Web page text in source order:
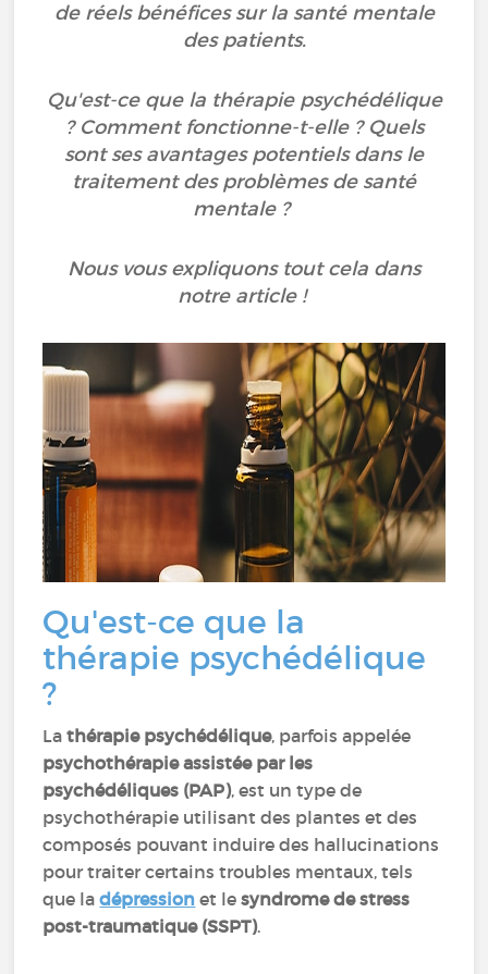
de réels bénéfices sur la santé mentale
des patients.
Qu'est-ce que la thérapie psychédélique
? Comment fonctionne-t-elle ? Quels
sont ses avantages potentiels dans le
traitement des problèmes de santé
mentale ?
Nous vous expliquons tout cela dans
notre article !
Qu'est-ce que la
thérapie psychédélique
?
Lathérapie psychédélique, parfois appelée
psychothérapie assistée par les
psychédéliques (PAP), est un type de
psychothérapie utilisant des plantes et des
composés pouvant induire des hallucinations
pour traiter certains troubles mentaux, tels
que ladépression et lesyndrome de stress
post-traumatique (SSPT).